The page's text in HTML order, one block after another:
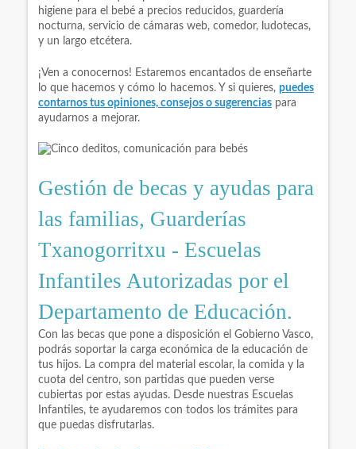
higiene para el bebé a precios reducidos, guardería
nocturna, servicio de cámaras web, comedor, ludotecas,
y un largo etcétera.
¡Ven a conocernos! Estaremos encantados de enseñarte
lo que hacemos y cómo lo hacemos. Y si quieres, puedes
contarnos tus opiniones, consejos o sugerencias para
ayudarnos a mejorar.
Gestión de becas y ayudas para
las familias, Guarderías
Txanogorritxu - Escuelas
Infantiles Autorizadas por el
Departamento de Educación.
Con las becas que pone a disposición el Gobierno Vasco,
podrás soportar la carga económica de la educación de
tus hijos. La compra del material escolar, la comida y la
cuota del centro, son partidas que pueden verse
cubiertas por estas ayudas. Desde nuestras Escuelas
Infantiles, te ayudaremos con todos los trámites para
que puedas disfrutarlas.